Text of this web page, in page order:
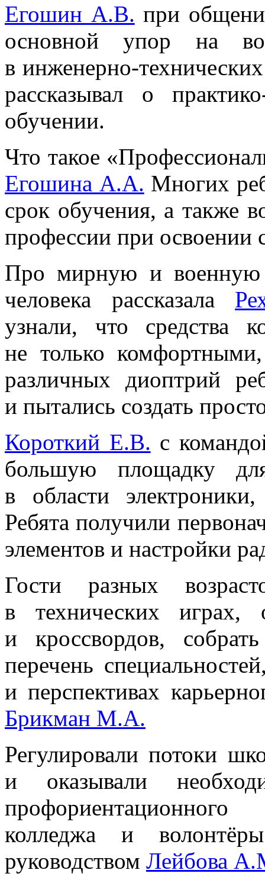
Егошин А.В. при
основной упор на
в инженерно-
рассказывал о
обучении.
Что такое
Егошина А.А. Многих
срок обучения, а также
профессии при освоении
Про мирную и военную
человека рассказала
узнали, что средства
не только
различных диоптрий
и пытались создать
Короткий Е.В. с
большую площадку для
в области
Ребята получили
элементов и настройки
Гости разных
в технических играх,
и кроссвордов,
перечень
и перспективах
Брикман М.А.
Регулировали потоки
и оказывали
колледжа и
руководством Лейбова